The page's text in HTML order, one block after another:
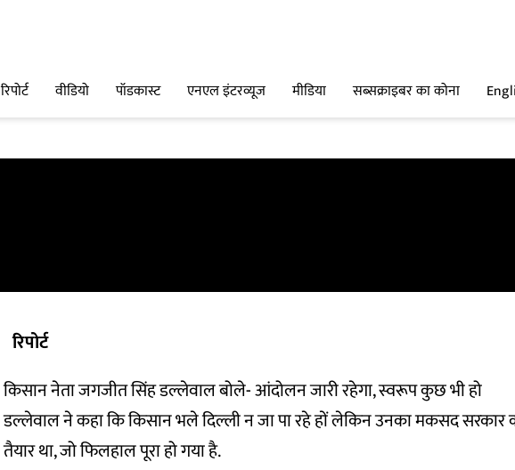
रिपोर्ट वीडियो पॉडकास्ट एनएल इंटरव्यूज मीडिया सब्सक्राइबर का कोना
रिपोर्ट
किसान नेता जगजीत सिंह डल्लेवाल बोले- आंदोलन जारी रहेगा, स्वरूप कुछ भी हो
डल्लेवाल ने कहा कि किसान भले दिल्ली न जा पा रहे हों लेकिन उनका मकसद सरकार
तैयार था, जो फिलहाल पूरा हो गया है.